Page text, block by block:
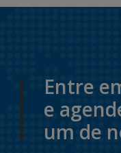
Entre
e
um de